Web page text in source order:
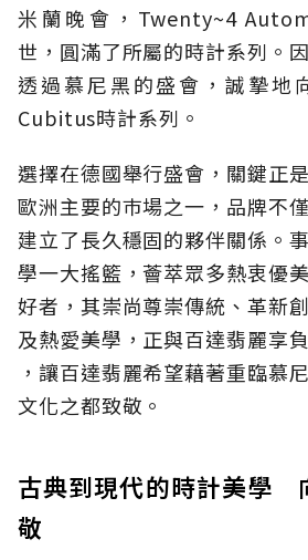
米蘭晚會，Twenty~4
世，圓滿了所屬的時計系列。
透過慕尼黑的盛會，誠摯地
Cubitus時計系列。
選擇在德國舉行盛會，關鍵正
歐洲主要的巿場之一，品牌不
建立了長久穩固的夥伴關係。
學一大搖籃，薈萃眾多熱衷優
好者，其崇尚尊崇傳統、革新
及熱愛美學，正與百達翡麗享
，讓百達翡麗希望藉著重臨慕
文化之都致敬。
古典到現代的時計美學
敬